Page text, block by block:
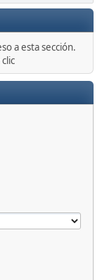
a esta sección.